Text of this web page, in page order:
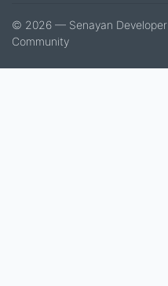
© 2026 — Senayan Developer
Community